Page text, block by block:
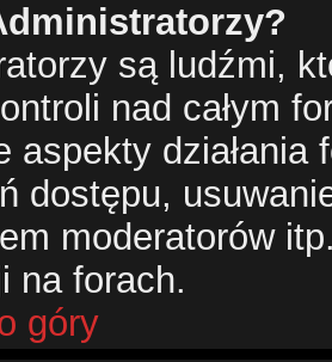
są ludźmi,
nad całym
aspekty działania
dostępu,
moderatorów
na forach.
góry